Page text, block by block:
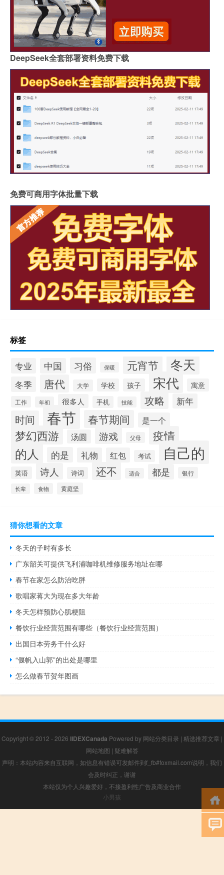
DeepSeek全套部署资料免费下载
免费可商用字体批量下载
标签
专业 中国 习俗 保暖 元宵节 冬天
冬季 唐代 大学 学校 孩子 宋代 寓意
工作 年初 很多人 手机 技能 攻略 新年
时间 春节 春节期间 是一个
梦幻西游 汤圆 游戏 父母 疫情
的人 的是 礼物 红包 考试 自己的
英语 诗人 诗词 还不 适合 都是 银行
长辈 食物 黄庭坚
猜你想看的文章
冬天的子时有多长
广东韶关可提供飞利浦咖啡机维修服务地址在哪
春节在家怎么防治吃胖
歌唱家蒋大为现在多大年龄
冬天怎样预防心肌梗阻
餐饮行业经营范围有哪些（餐饮行业经营范围）
出国日本劳务干什么好
“偃帆入山郭”的出处是哪里
怎么做春节贺年图画
Copyright © 2012 - 2026 IIDEXCanada Powered by 网站分类目录 | 精选推荐文章 |
网站地图 | 疑难解答
声明：本站内容来自互联网，如信息有错误可发邮件到f_fb#foxmail.com说明，我们
会及时纠正，谢谢
本站仅为个人兴趣爱好，不接盈利性广告及商业合作
小男孩